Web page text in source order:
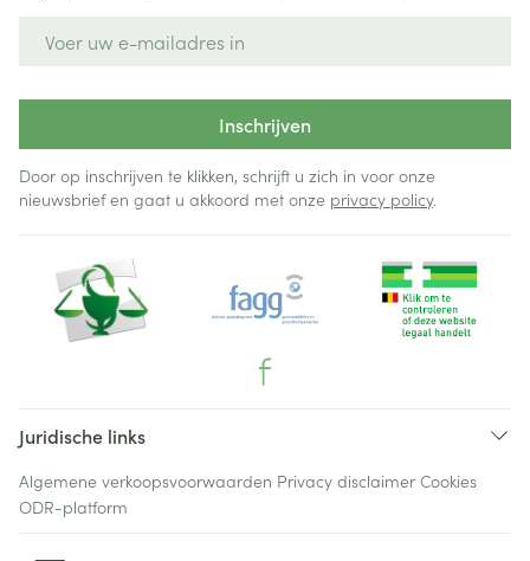
Inschrijven
Door op inschrijven te klikken, schrijft u zich in voor onze
nieuwsbrief en gaat u akkoord met onze privacy policy.
Juridische links
Algemene verkoopsvoorwaarden Privacy disclaimer Cookies
ODR-platform